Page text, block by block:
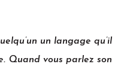
un langage qu’il
Quand vous parlez son